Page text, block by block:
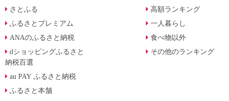
さとふる
ふるさとプレミアム
ANAのふるさと納税
dショッピングふるさと
納税百選
au PAY ふるさと納税
ふるさと本舗
高額ランキング
一人暮らし
食べ物以外
その他のランキング